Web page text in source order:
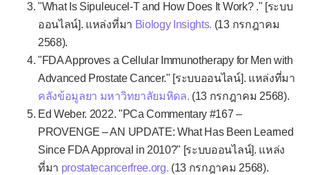
"What Is Sipuleucel-T and How Does It Work? ." [ระบบ
ออนไลน์]. แหล่งที่มา Biology Insights. (13 กรกฎาคม
2568).
"FDA Approves a Cellular Immunotherapy for Men with
Advanced Prostate Cancer." [ระบบออนไลน์]. แหล่งที่มา
คลังข้อมูลยา มหาวิทยาลัยมหิดล. (13 กรกฎาคม 2568).
Ed Weber. 2022. "PCa Commentary #167 –
PROVENGE – AN UPDATE: What Has Been Learned
Since FDA Approval in 2010?" [ระบบออนไลน์]. แหล่ง
ที่มา prostatecancerfree.org. (13 กรกฎาคม 2568).